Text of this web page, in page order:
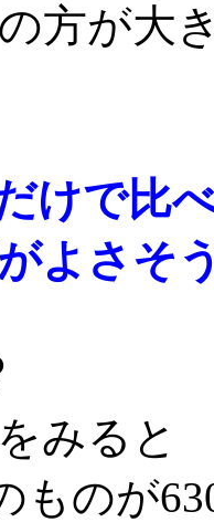
方が大
けで比
よさそ
みると
ものが